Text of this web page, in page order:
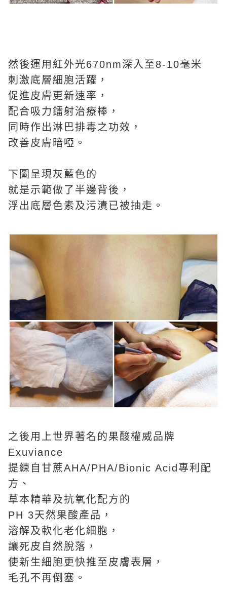
然後運用紅外光670nm深入至8-10毫米
刺激底層細胞活躍，
促進皮膚更新速率，
配合吸力鐳射治療棒，
同時作出淋巴排毒之功效，
改善皮膚暗啞。
下圖呈現灰藍色的
就是示範做了半邊背後，
浮出底層色素及污漬已被抽走。
之後用上世界著名的果酸權威品牌
Exuviance
提練自甘蔗AHA/PHA/Bionic Acid專利配
方、
草本精華及抗氧化配方的
PH 3天然果酸產品，
溶解及軟化老化細胞，
讓死皮自然脫落，
使新生細胞更快推至皮膚表層，
毛孔不再倒塞。